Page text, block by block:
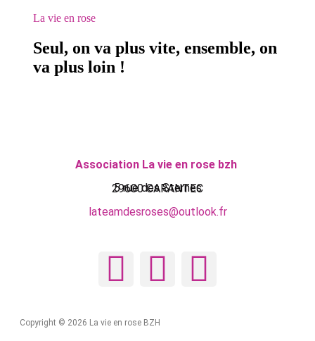
La vie en rose
Seul, on va plus vite, ensemble, on
va plus loin !
Association La vie en rose bzh
5 rue des Sternes
29600 CARANTEC
lateamdesroses@outlook.fr
Copyright © 2026 La vie en rose BZH